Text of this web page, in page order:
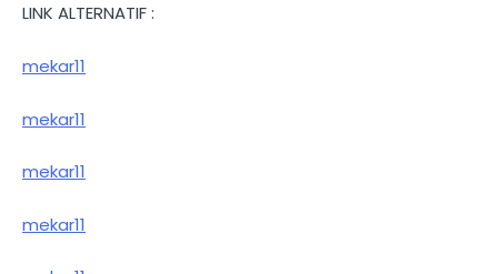
LINK ALTERNATIF :
mekar11
mekar11
mekar11
mekar11